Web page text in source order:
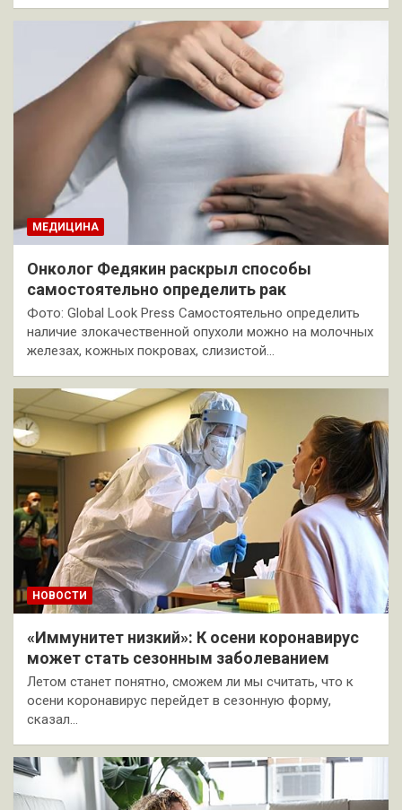
МЕДИЦИНА
Онколог Федякин раскрыл способы
самостоятельно определить рак
Фото: Global Look Press Самостоятельно определить
наличие злокачественной опухоли можно на молочных
железах, кожных покровах, слизистой…
НОВОСТИ
«Иммунитет низкий»: К осени коронавирус
может стать сезонным заболеванием
Летом станет понятно, сможем ли мы считать, что к
осени коронавирус перейдет в сезонную форму,
сказал…